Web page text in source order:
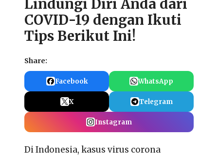
Lindungi Diri Anda dari
COVID-19 dengan Ikuti
Tips Berikut Ini!
Share:
Facebook WhatsApp
X Telegram
Instagram
Di Indonesia, kasus virus corona